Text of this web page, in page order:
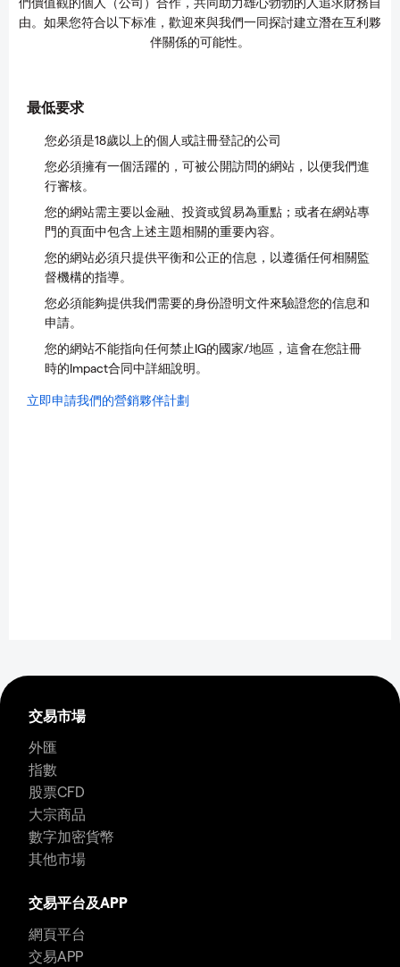
由。如果您符合以下标准，歡迎來與我們一同探討建立潛在互利夥
伴關係的可能性。
最低要求
您必須是18歲以上的個人或註冊登記的公司
您必須擁有一個活躍的，可被公開訪問的網站，以便我們進
行審核。
您的網站需主要以金融、投資或貿易為重點；或者在網站專
門的頁面中包含上述主題相關的重要內容。
您的網站必須只提供平衡和公正的信息，以遵循任何相關監
督機構的指導。
您必須能夠提供我們需要的身份證明文件來驗證您的信息和
申請。
您的網站不能指向任何禁止IG的國家/地區，這會在您註冊
時的Impact合同中詳細說明。
立即申請我們的營銷夥伴計劃
交易市場
外匯
指數
股票CFD
大宗商品
數字加密貨幣
其他市場
交易平台及APP
網頁平台
交易APP